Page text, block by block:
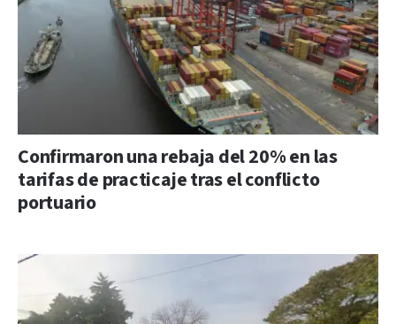
Confirmaron una rebaja del 20% en las
tarifas de practicaje tras el conflicto
portuario